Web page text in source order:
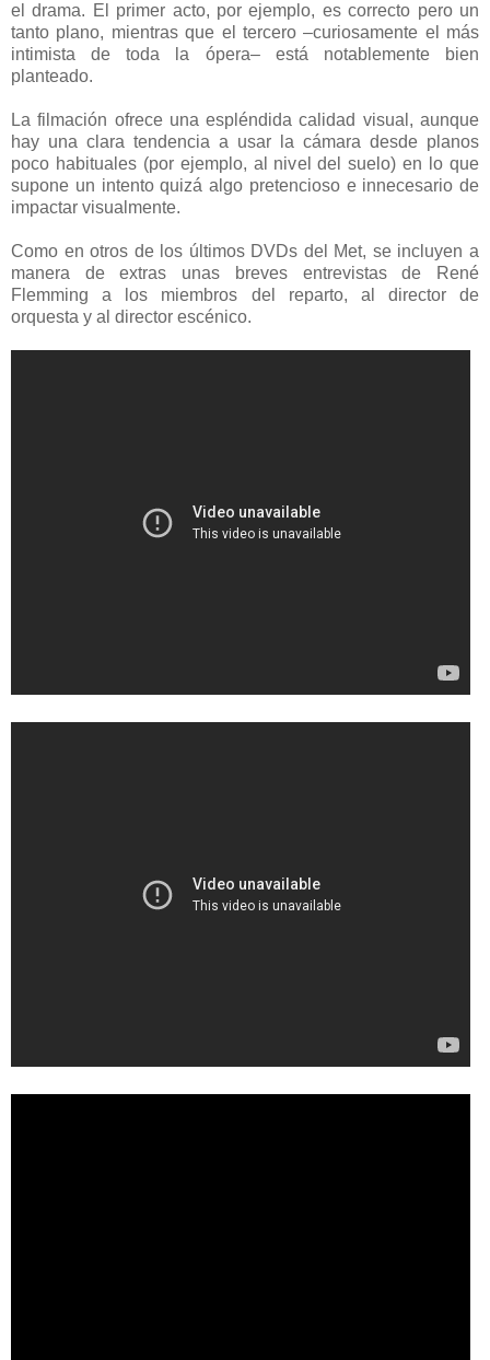
el drama. El primer acto, por ejemplo, es correcto pero un
tanto plano, mientras que el tercero –curiosamente el más
intimista de toda la ópera– está notablemente bien
planteado.
La filmación ofrece una espléndida calidad visual, aunque
hay una clara tendencia a usar la cámara desde planos
poco habituales (por ejemplo, al nivel del suelo) en lo que
supone un intento quizá algo pretencioso e innecesario de
impactar visualmente.
Como en otros de los últimos DVDs del Met, se incluyen a
manera de extras unas breves entrevistas de René
Flemming a los miembros del reparto, al director de
orquesta y al director escénico.